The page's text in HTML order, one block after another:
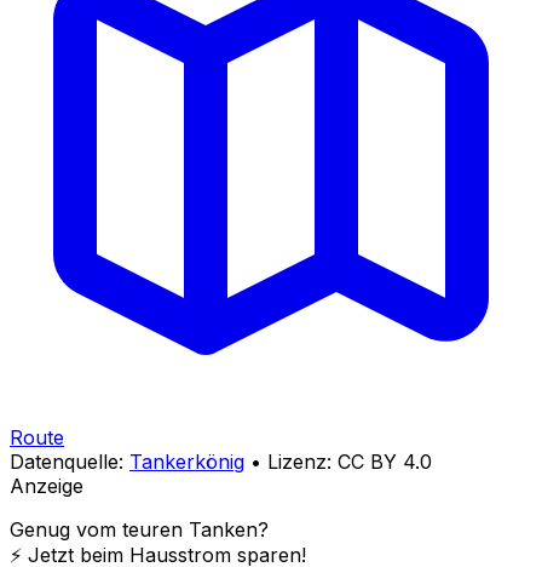
Route
Datenquelle: Tankerkönig • Lizenz: CC BY 4.0
Anzeige
Genug vom teuren Tanken?
⚡️ Jetzt beim Hausstrom sparen!